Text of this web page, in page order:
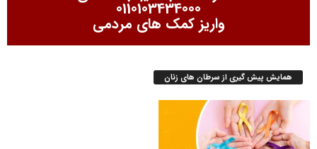
0110103434000
واریز کمک های مردمی
همایش پیش گیری از سرطان های زنان